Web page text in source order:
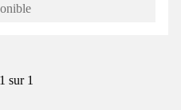
sur 1